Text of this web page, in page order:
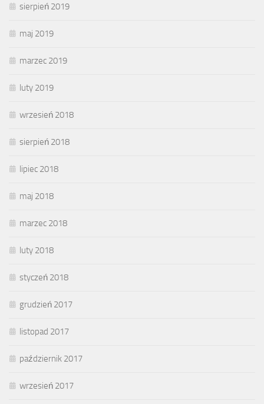
sierpień 2019
maj 2019
marzec 2019
luty 2019
wrzesień 2018
sierpień 2018
lipiec 2018
maj 2018
marzec 2018
luty 2018
styczeń 2018
grudzień 2017
listopad 2017
październik 2017
wrzesień 2017